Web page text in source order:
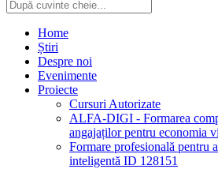
Home
Știri
Despre noi
Evenimente
Proiecte
Cursuri Autorizate
ALFA-DIGI - Formarea
angajaților pentru economia
Formare profesională pentru
inteligentă ID 128151